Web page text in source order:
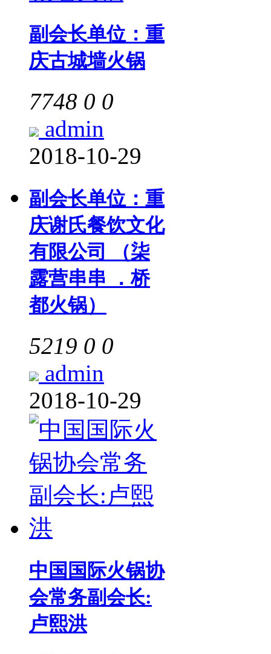
副会长单位：重
庆古城墙火锅
7748 0 0
admin
2018-10-29
副会长单位：重
庆谢氏餐饮文化
有限公司 （柒
露营串串 ．桥
都火锅）
5219 0 0
admin
2018-10-29
中国国际火锅协
会常务副会长:
卢熙洪